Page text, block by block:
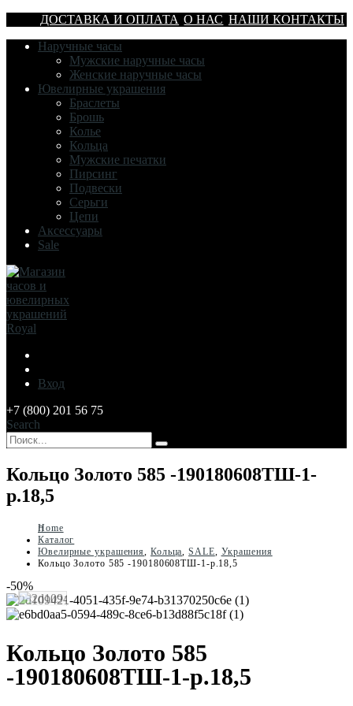
ДОСТАВКА И ОПЛАТА О НАС НАШИ КОНТАКТЫ
Наручные часы
Мужские наручные часы
Женские наручные часы
Ювелирные украшения
Браслеты
Брошь
Колье
Кольца
Мужские печатки
Пирсинг
Подвески
Серьги
Цепи
Аксессуары
Sale
Вход
+7 (800) 201 56 75
Search
Кольцо Золото 585 -190180608ТШ-1-
р.18,5
Home
Каталог
Ювелирные украшения, Кольца,SALE, Украшения
Кольцо Золото 585 -190180608ТШ-1-р.18,5
-50%
Кольцо Золото 585
-190180608ТШ-1-р.18,5